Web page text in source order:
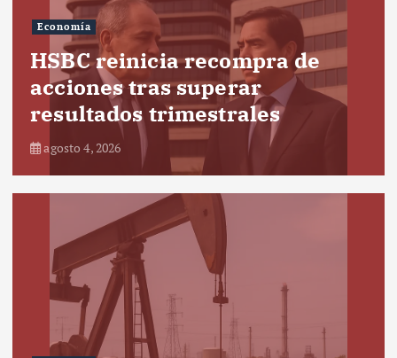
Economía
HSBC reinicia recompra de
acciones tras superar
resultados trimestrales
agosto 4, 2026